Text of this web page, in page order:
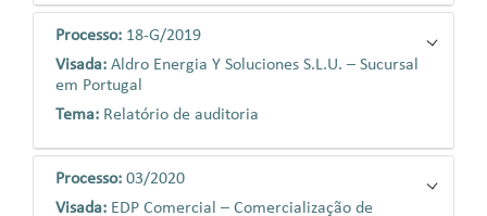
Processo: 18-G/2019
Visada: Aldro Energia Y Soluciones S.L.U. – Sucursal
em Portugal
Tema: Relatório de auditoria
Processo: 03/2020
Visada: EDP Comercial – Comercialização de